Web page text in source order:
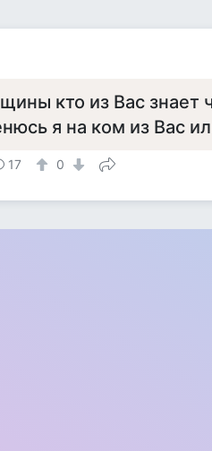
кто из Вас знает
я на ком из Вас
17 0